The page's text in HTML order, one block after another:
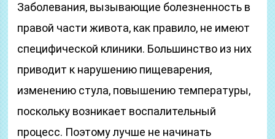
Заболевания, вызывающие болезненность в
правой части живота, как правило, не имеют
специфической клиники. Большинство из них
приводит к нарушению пищеварения,
изменению стула, повышению температуры,
поскольку возникает воспалительный
процесс. Поэтому лучше не начинать